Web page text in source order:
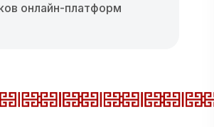
онлайн-платформ